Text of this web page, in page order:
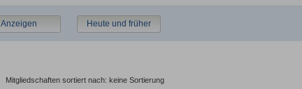
Anzeigen Heute und früher
Mitgliedschaften sortiert nach: keine Sortierung